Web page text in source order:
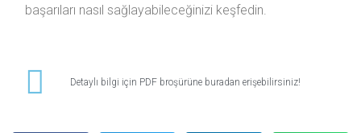
başarıları nasıl sağlayabileceğinizi keşfedin.
Detaylı bilgi için PDF broşürüne buradan erişebilirsiniz!